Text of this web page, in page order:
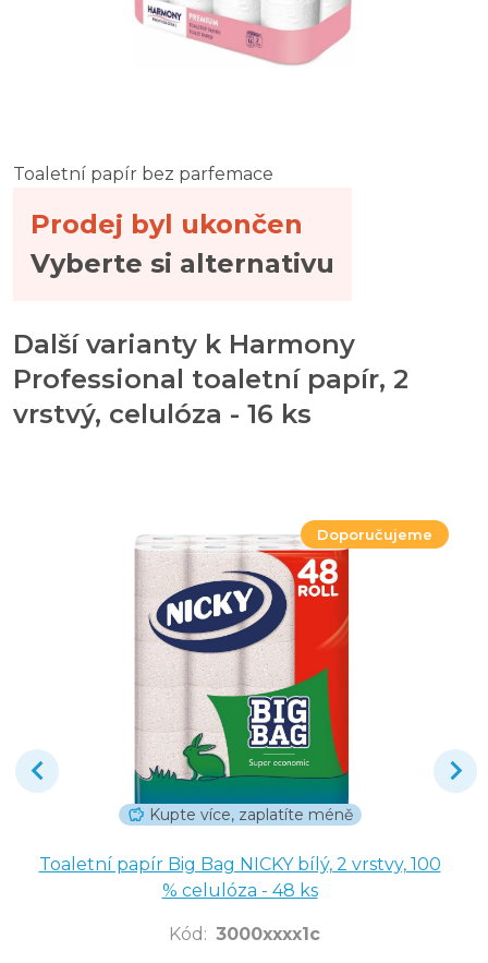
Toaletní papír bez parfemace
Prodej byl ukončen
Vyberte si alternativu
Další varianty k Harmony
Professional toaletní papír, 2
vrstvý, celulóza - 16 ks
Doporučujeme
Kupte více, zaplatíte méně
Toaletní papír Big Bag NICKY bílý, 2 vrstvy, 100
% celulóza - 48 ks
Kód : 3000xxxx1c